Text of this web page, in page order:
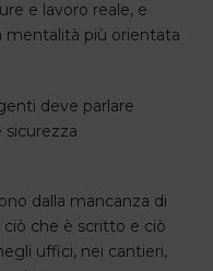
e lavoro reale, e
mentalità più orientata
deve parlare
sicurezza
dalla mancanza di
che è scritto e ciò
uffici, nei cantieri,